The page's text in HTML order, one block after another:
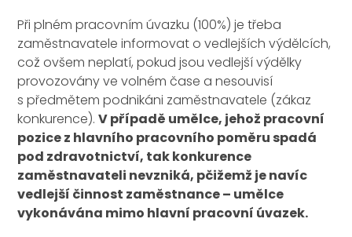
Při plném pracovním úvazku (100%) je třeba
zaměstnavatele informovat o vedlejších výdělcích,
což ovšem neplatí, pokud jsou vedlejší výdělky
provozovány ve volném čase a nesouvisí
s předmětem podnikáni zaměstnavatele (zákaz
konkurence).V případě umělce, jehož pracovní
pozice z hlavního pracovního poměru spadá
pod zdravotnictví, tak konkurence
zaměstnavateli nevzniká, pčižemž je navíc
vedlejší činnost zaměstnance – umělce
vykonávána mimo hlavní pracovní úvazek.